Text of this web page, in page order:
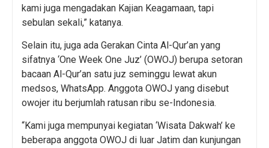
kami juga mengadakan Kajian Keagamaan, tapi
sebulan sekali,” katanya.
Selain itu, juga ada Gerakan Cinta Al-Qur’an yang
sifatnya ‘One Week One Juz’ (OWOJ) berupa setoran
bacaan Al-Qur’an satu juz seminggu lewat akun
medsos, WhatsApp. Anggota OWOJ yang disebut
owojer itu berjumlah ratusan ribu se-Indonesia.
“Kami juga mempunyai kegiatan ‘Wisata Dakwah’ ke
beberapa anggota OWOJ di luar Jatim dan kunjungan